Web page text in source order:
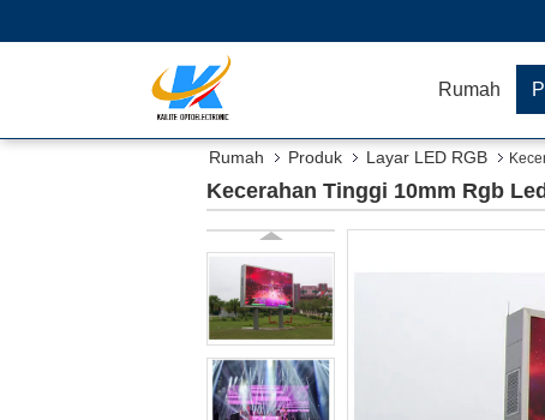
Rumah
Rumah Produk Layar LED RGB
Kecerahan Tinggi 10mm Rgb